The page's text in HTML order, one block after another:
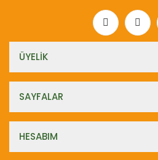
ÜYELİK
SAYFALAR
HESABIM